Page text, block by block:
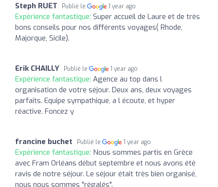
Steph RUET Publié le 1 year ago
Expérience fantastique: Super accueil de Laure et de très
bons conseils pour nos différents voyages( Rhode,
Majorque, Sicile).
Erik CHAILLY Publié le 1 year ago
Expérience fantastique: Agence au top dans l
organisation de votre séjour. Deux ans, deux voyages
parfaits. Equipe sympathique, a l écoute, et hyper
réactive. Foncez y
francine buchet Publié le 1 year ago
Expérience fantastique: Nous sommes partis en Grèce
avec Fram Orléans début septembre et nous avons été
ravis de notre séjour. Le séjour était très bien organisé,
nous nous sommes "régalés".